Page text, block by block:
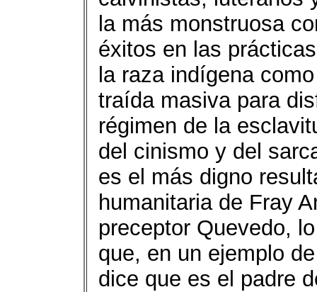
la más monstruosa
éxitos en las
la raza indígena
traída masiva para
régimen de la
del cinismo y del
es el más digno
humanitaria de Fray
preceptor Quevedo,
que, en un ejemplo
dice que es el padre